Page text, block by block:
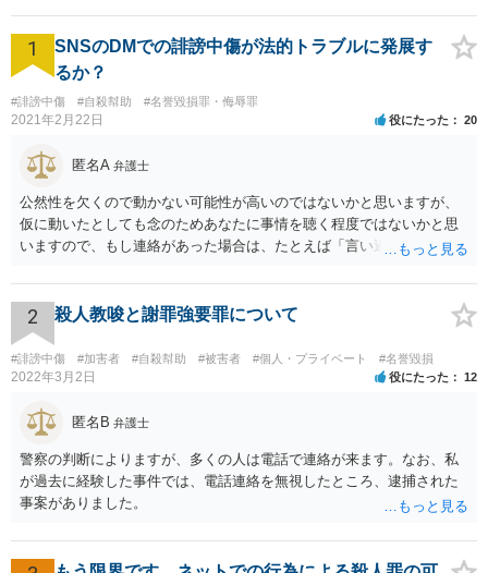
ことがあります。
1
SNSのDMでの誹謗中傷が法的トラブルに発展す
るか？
#誹謗中傷 #自殺幇助 #名誉毀損罪・侮辱罪
2021年2月22日 役にたった 20
匿名A 弁護士
公然性を欠くので動かない可能性が高いのではないかと思いますが、
仮に動いたとしても念のためあなたに事情を聴く程度ではないかと思
いますので、もし連絡があった場合は、たとえば「言い過ぎた部分が
ジでのやりとりなので、公然性がないことが明らかなので、名誉毀損
や侮辱には当たらないと考えているが、相手は何らかの理由で公然性
があると言っているのか」と反省の意を示しつつ、なぜ警察が連絡し
てきたのか尋ねることが考えられます。
2 殺人教唆と謝罪強要罪について
#誹謗中傷 #加害者 #自殺幇助 #被害者 #個人・プライベート #名誉毀損
2022年3月2日 役にたった 12
匿名B 弁護士
警察の判断によりますが、多くの人は電話で連絡が来ます。なお、私
が過去に経験した事件では、電話連絡を無視したところ、逮捕された
事案がありました。